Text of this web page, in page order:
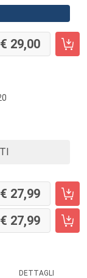
29,00
27,99
27,99
DETTAGLI